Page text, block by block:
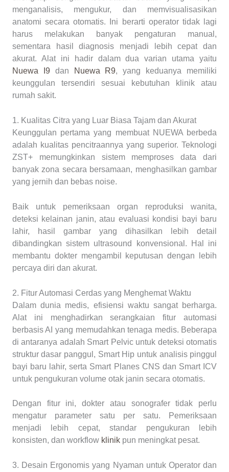
menganalisis, mengukur, dan memvisualisasikan
anatomi secara otomatis. Ini berarti operator tidak lagi
harus melakukan banyak pengaturan manual,
sementara hasil diagnosis menjadi lebih cepat dan
akurat. Alat ini hadir dalam dua varian utama yaitu
Nuewa I9 dan Nuewa R9, yang keduanya memiliki
keunggulan tersendiri sesuai kebutuhan klinik atau
rumah sakit.
1. Kualitas Citra yang Luar Biasa Tajam dan Akurat
Keunggulan pertama yang membuat NUEWA berbeda
adalah kualitas pencitraannya yang superior. Teknologi
ZST+ memungkinkan sistem memproses data dari
banyak zona secara bersamaan, menghasilkan gambar
yang jernih dan bebas noise.
Baik untuk pemeriksaan organ reproduksi wanita,
deteksi kelainan janin, atau evaluasi kondisi bayi baru
lahir, hasil gambar yang dihasilkan lebih detail
dibandingkan sistem ultrasound konvensional. Hal ini
membantu dokter mengambil keputusan dengan lebih
percaya diri dan akurat.
2. Fitur Automasi Cerdas yang Menghemat Waktu
Dalam dunia medis, efisiensi waktu sangat berharga.
Alat ini menghadirkan serangkaian fitur automasi
berbasis AI yang memudahkan tenaga medis. Beberapa
di antaranya adalah Smart Pelvic untuk deteksi otomatis
struktur dasar panggul, Smart Hip untuk analisis pinggul
bayi baru lahir, serta Smart Planes CNS dan Smart ICV
untuk pengukuran volume otak janin secara otomatis.
Dengan fitur ini, dokter atau sonografer tidak perlu
mengatur parameter satu per satu. Pemeriksaan
menjadi lebih cepat, standar pengukuran lebih
konsisten, dan workflow klinikpun meningkat pesat.
3. Desain Ergonomis yang Nyaman untuk Operator dan